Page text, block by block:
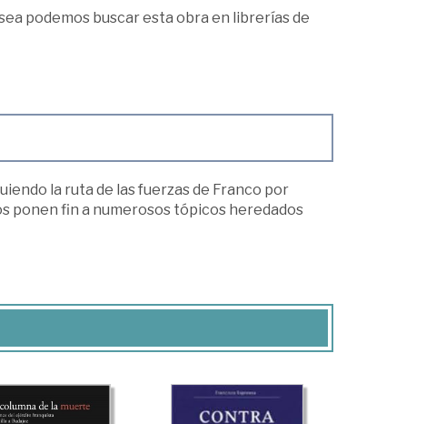
podemos buscar esta obra en librerías de
la ruta de las fuerzas de Franco por
ponen fin a numerosos tópicos heredados